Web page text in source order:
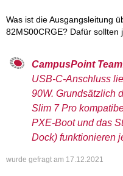
Was ist die Ausgangsleitung
82MS00CRGE? Dafür sollten
CampusPoint
USB-C-Anschluss
90W. Grundsätzlich
Slim 7 Pro
PXE-Boot und das
Dock) funktionieren
wurde gefragt am 17.12.2021